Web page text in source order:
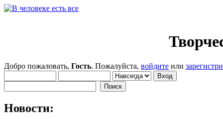
Добро пожаловать, Гость. Пожалуйста, войдите или
Новости: